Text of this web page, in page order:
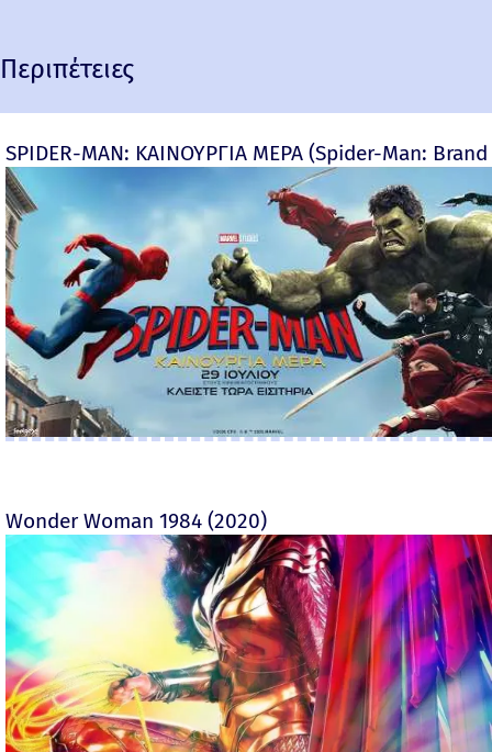
Περιπέτειες
SPIDER-MAN: ΚΑΙΝΟΥΡΓΙΑ ΜΕΡΑ (Spider-Man:
Wonder Woman 1984 (2020)